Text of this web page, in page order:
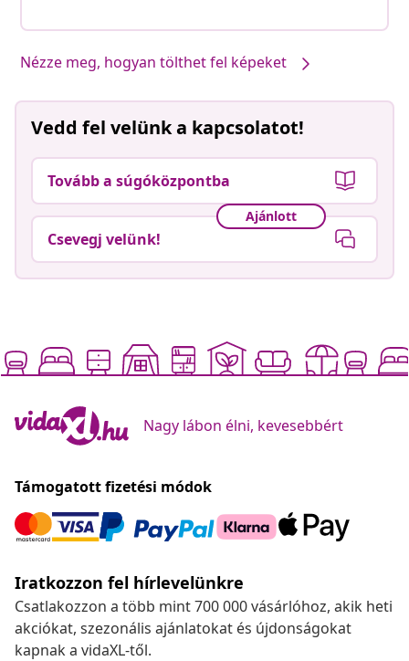
Nézze meg, hogyan tölthet fel képeket
Vedd fel velünk a kapcsolatot!
Tovább a súgóközpontba
Ajánlott
Csevegj velünk!
Nagy lábon élni, kevesebbért
Támogatott fizetési módok
Iratkozzon fel hírlevelünkre
Csatlakozzon a több mint 700 000 vásárlóhoz, akik heti
akciókat, szezonális ajánlatokat és újdonságokat
kapnak a vidaXL-től.